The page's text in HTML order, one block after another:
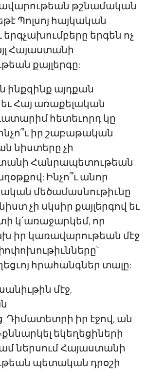
թշնամական
Պոլսոյ հայկական
երգչախումբերը երգեն ոչ
Հայաստանի
քայլերգը:
ինքզինք այդքան
Հայ առաքելական
հետեւորդ կը
իր շաբաթական
նիստերը չի
Հանրապետութեան
Ինչո՞ւ անոր
մեծամասնութիւնը
չի սկսիր քայլերգով եւ
կ՛առաջարկեմ, որ
իր կառավարութեան մէջ
հրահանգներ տալը:
մէջ,
իր էջով, ան
եկեղեցիների
ներսում Հայաստանի
պետական դրօշի